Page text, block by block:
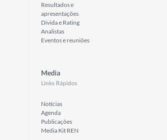
Resultados e
apresentações
Divida e Rating
Analistas
Eventos e reuniões
Media
Links Rápidos
Notícias
Agenda
Publicações
Media Kit REN